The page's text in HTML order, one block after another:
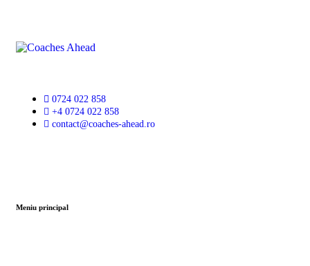
0724 022 858
+4 0724 022 858
contact@coaches-ahead.ro
Meniu principal